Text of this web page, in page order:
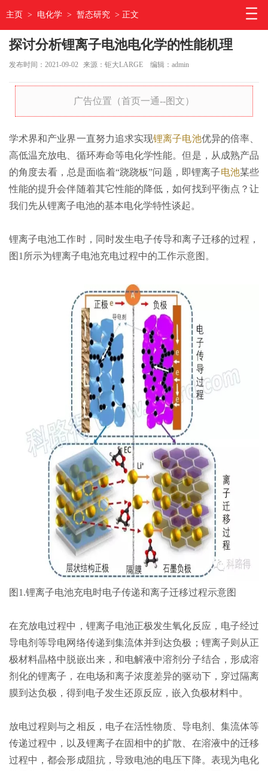
主页 > 电化学 > 暂态研究 > 正文
探讨分析锂离子电池电化学的性能机理
发布时间：2021-09-02 来源：钜大LARGE 编辑：admin
广告位置（首页一通--图文）
学术界和产业界一直努力追求实现锂离子电池优异的倍率、
高低温充放电、循环寿命等电化学性能。但是，从成熟产品
的角度去看，总是面临着“跷跷板”问题，即锂离子电池某些
性能的提升会伴随着其它性能的降低，如何找到平衡点？让
我们先从锂离子电池的基本电化学特性谈起。
锂离子电池工作时，同时发生电子传导和离子迁移的过程，
图1所示为锂离子电池充电过程中的工作示意图。
图1.锂离子电池充电时电子传递和离子迁移过程示意图
在充放电过程中，锂离子电池正极发生氧化反应，电子经过
导电剂等导电网络传递到集流体并到达负极；锂离子则从正
极材料晶格中脱嵌出来，和电解液中溶剂分子结合，形成溶
剂化的锂离子，在电场和离子浓度差异的驱动下，穿过隔离
膜到达负极，得到电子发生还原反应，嵌入负极材料中。
放电过程则与之相反，电子在活性物质、导电剂、集流体等
传递过程中，以及锂离子在固相中的扩散、在溶液中的迁移
过程中，都会形成阻抗，导致电池的电压下降。表现为电化